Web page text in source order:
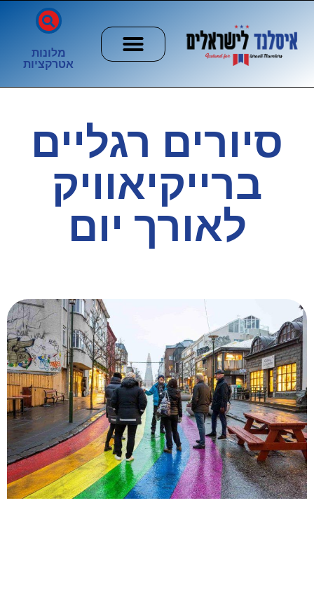
מלונות
אטרקציות
סיורים רגליים
ברייקיאוויק
לאורך יום